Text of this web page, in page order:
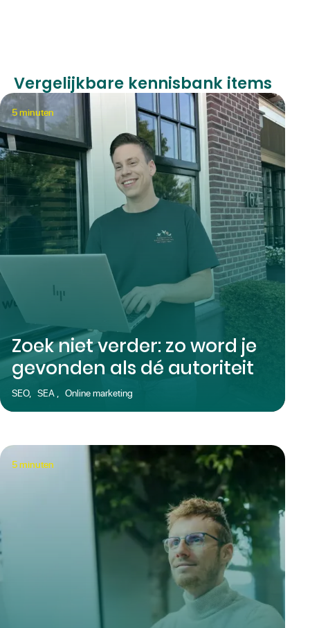
Vergelijkbare kennisbank items
5minuten
Zoek niet verder: zo word je
gevonden als dé autoriteit
SEO, SEA , Online marketing
5minuten